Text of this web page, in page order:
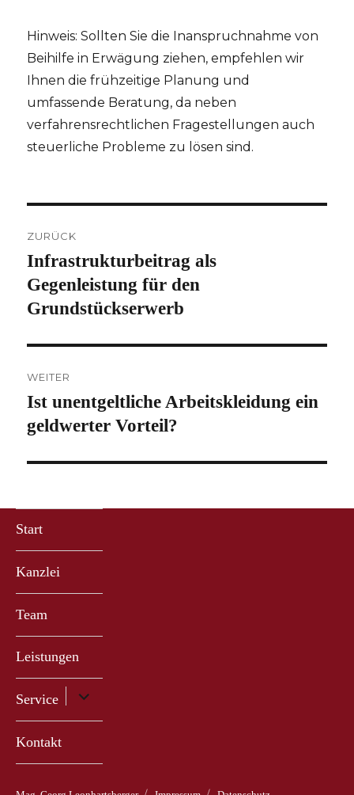
Hinweis: Sollten Sie die Inanspruchnahme von
Beihilfe in Erwägung ziehen, empfehlen wir
Ihnen die frühzeitige Planung und
umfassende Beratung, da neben
verfahrensrechtlichen Fragestellungen auch
steuerliche Probleme zu lösen sind.
ZURÜCK
Vorheriger
Beitrag:
Infrastrukturbeitrag als
Gegenleistung für den
Grundstückserwerb
WEITER
Nächster
Beitrag:
Ist unentgeltliche Arbeitskleidung ein
geldwerter Vorteil?
Start
Kanzlei
Team
Leistungen
Service
Untermenü
anzeigen
Kontakt